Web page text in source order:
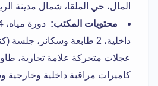
المال، حي الملقا، شمال مدينة
محتويات المكتب:
داخلية، 2 طابعة وسكانر،
عجلات متحركة علامة تجارية،
كاميرات مراقبة داخلية وخارجية